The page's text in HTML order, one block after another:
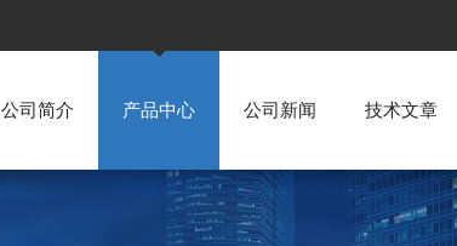
公司简介 产品中心 公司新闻 技术文章